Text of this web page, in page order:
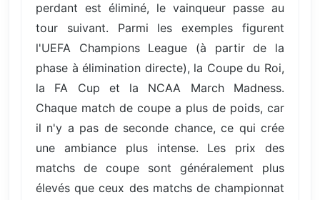
perdant est éliminé, le vainqueur passe au
tour suivant. Parmi les exemples figurent
l'UEFA Champions League (à partir de la
phase à élimination directe), la Coupe du Roi,
la FA Cup et la NCAA March Madness.
Chaque match de coupe a plus de poids, car
il n'y a pas de seconde chance, ce qui crée
une ambiance plus intense. Les prix des
matchs de coupe sont généralement plus
élevés que ceux des matchs de championnat